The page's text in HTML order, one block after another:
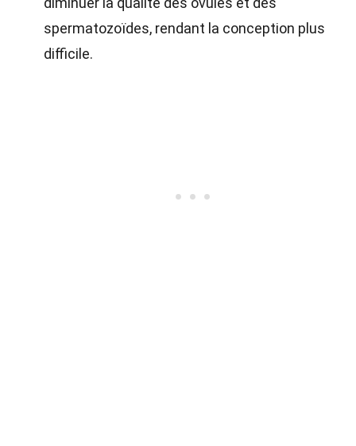
spermatozoïdes, rendant la conception plus
difficile.